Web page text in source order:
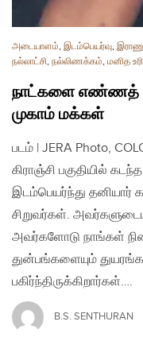
அடையாளம், இடம்பெயர்வு,
நல்லாட்சி, நல்லிணக்கம், மனித
நாட்களை எண்ணத்
முகாம் மக்கள்
படம் | JERA Photo,
கிராஞ்சி பகுதியில்
இடம்பெயர்ந்து தனியார்
சிறுவர்கள்.
அவர்களோடு நாங்கள்
துன்பங்களையும்
பகிர்ந்திருக்கிறார்கள்….
B.S. SENTHURAN